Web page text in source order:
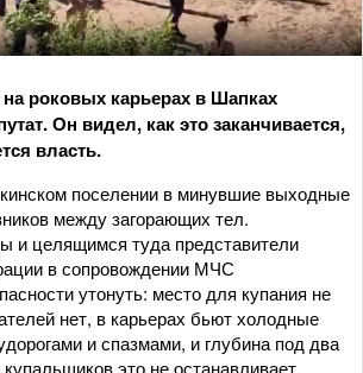
роковых карьерах в Шапках
Он видел, как это заканчивается,
власть.
поселении в минувшие выходные
между загорающих тел.
и целящимся туда представители
в сопровождении МЧС
утонуть: место для купания не
нет, в карьерах бьют холодные
и спазмами, и глубина под два
это не останавливает.